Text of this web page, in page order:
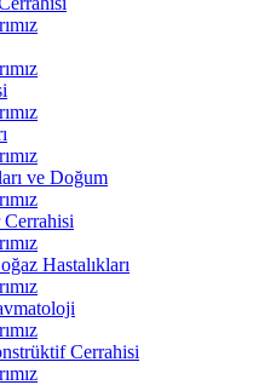
ve Doğum
Hastalıkları
Cerrahisi